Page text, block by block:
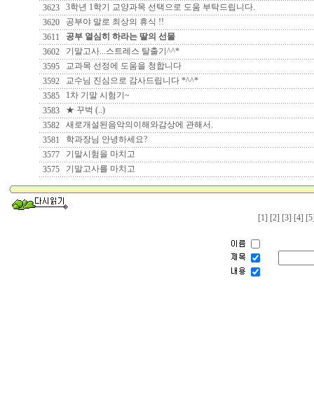
3623
3학년 1학기 교양과목 선택으로 도움 부탁드립니다.
3620
공부야 말로 최상의 휴식 !!
3611
공부 열심히 하라는 딸의 선물
3602
기말고사...스트레스 탈출기^^*
3595
교과목 선정에 도움을 청합니다
3592
교수님 진심으로 감사드립니다 *^^*
3585
1차 기말 시험기~
3583
★ 꾸벅 (..)
3582
새로개설된음악의이해와감상에 관해서.
3581
학과장님 안녕하세요?
3577
기말시험을 마치고
3575
기말고사를 마치고
[1] [2] [3] [4]